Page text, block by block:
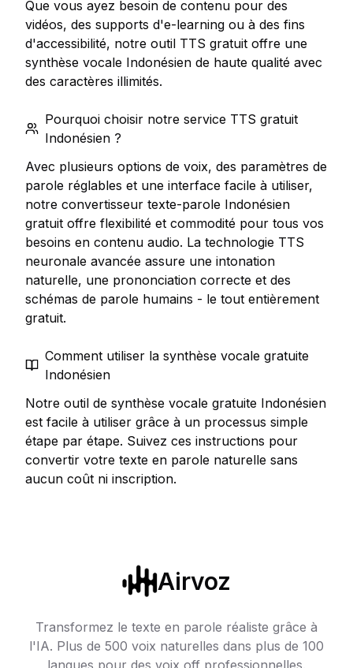
Que vous ayez besoin de contenu pour des
vidéos, des supports d'e-learning ou à des fins
d'accessibilité, notre outil TTS gratuit offre une
synthèse vocale Indonésien de haute qualité avec
des caractères illimités.
Pourquoi choisir notre service TTS gratuit
Indonésien ?
Avec plusieurs options de voix, des paramètres de
parole réglables et une interface facile à utiliser,
notre convertisseur texte-parole Indonésien
gratuit offre flexibilité et commodité pour tous vos
besoins en contenu audio. La technologie TTS
neuronale avancée assure une intonation
naturelle, une prononciation correcte et des
schémas de parole humains - le tout entièrement
gratuit.
Comment utiliser la synthèse vocale gratuite
Indonésien
Notre outil de synthèse vocale gratuite Indonésien
est facile à utiliser grâce à un processus simple
étape par étape. Suivez ces instructions pour
convertir votre texte en parole naturelle sans
aucun coût ni inscription.
Airvoz
Transformez le texte en parole réaliste grâce à
l'IA. Plus de 500 voix naturelles dans plus de 100
langues pour des voix off professionnelles.